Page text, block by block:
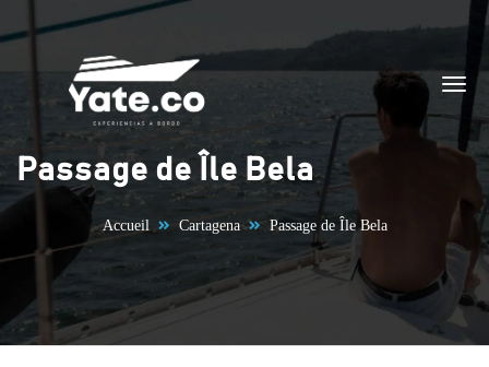
Aller au contenu
Passage de Île Bela
Accueil Cartagena Passage de Île Bela